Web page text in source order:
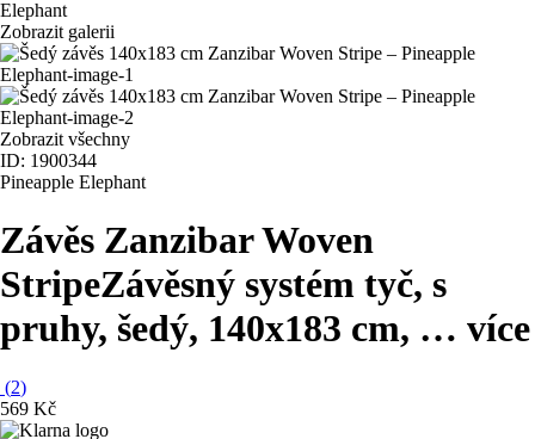
Zobrazit galerii
Zobrazit všechny
ID: 1900344
Pineapple Elephant
Závěs Zanzibar Woven
StripeZávěsný systém tyč, s
pruhy, šedý, 140x183 cm, … více
(2)
569 Kč